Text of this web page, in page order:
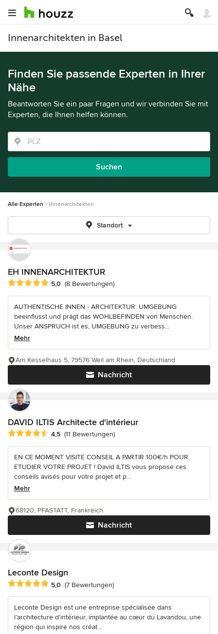
Innenarchitekten in Basel
Finden Sie passende Experten in Ihrer
Nähe
Beantworten Sie ein paar Fragen und wir verbinden Sie mit
Experten, die Ihnen helfen können.
Suchen
Alle Experten Innenarchitekten
Standort
EH INNENARCHITEKTUR
Durchschnittliche Bewertung: 5 von 5 Sternen
5,0 (8 Bewertungen)
AUTHENTISCHE INNEN - ARCHITEKTUR: UMGEBUNG
beeinflusst und prägt das WOHLBEFINDEN von Menschen.
Unser ANSPRUCH ist es, UMGEBUNG zu verbess...
Mehr
Nachricht
Am Kesselhaus 5, 79576 Weil am Rhein, Deutschland
DAVID ILTIS Architecte d'intérieur
Durchschnittliche Bewertung: 4.5 von 5 Sternen
4,5 (11 Bewertungen)
EN CE MOMENT VISITE CONSEIL A PARTIR 100€/h POUR
ETUDIER VOTRE PROJET ! David ILTIS vous propose ces
conseils avisés pour votre projet et p...
Mehr
Nachricht
68120, PFASTATT, Frankreich
Leconte Design
Durchschnittliche Bewertung: 5 von 5 Sternen
5,0 (7 Bewertungen)
Leconte Design est une entreprise spécialisée dans
l’architecture d’intérieur, implantée au cœur du Lavandou, une
région qui inspire nos créat...